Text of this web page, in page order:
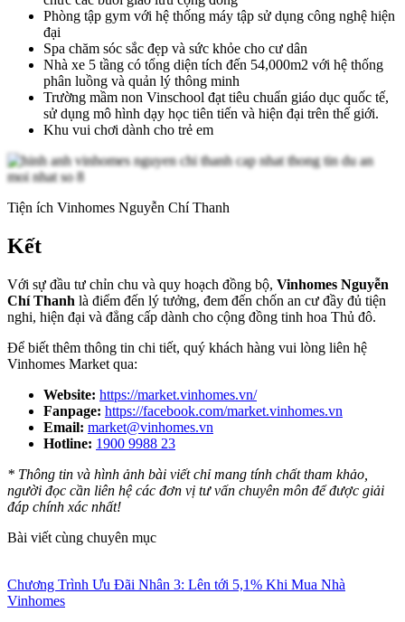
Phòng tập gym với hệ thống máy tập sử dụng công nghệ hiện
đại
Spa chăm sóc sắc đẹp và sức khỏe cho cư dân
Nhà xe 5 tầng có tổng diện tích đến 54,000m2 với hệ thống
phân luồng và quản lý thông minh
Trường mầm non Vinschool đạt tiêu chuẩn giáo dục quốc tế,
sử dụng mô hình dạy học tiên tiến và hiện đại trên thế giới.
Khu vui chơi dành cho trẻ em
Tiện ích Vinhomes Nguyễn Chí Thanh
Kết
Với sự đầu tư chỉn chu và quy hoạch đồng bộ, Vinhomes Nguyễn
Chí Thanh là điểm đến lý tưởng, đem đến chốn an cư đầy đủ tiện
nghi, hiện đại và đẳng cấp dành cho cộng đồng tinh hoa Thủ đô.
Để biết thêm thông tin chi tiết, quý khách hàng vui lòng liên hệ
Vinhomes Market qua:
Website: https://market.vinhomes.vn/
Fanpage: https://facebook.com/market.vinhomes.vn
Email: market@vinhomes.vn
Hotline: 1900 9988 23
* Thông tin và hình ảnh bài viết chỉ mang tính chất tham khảo,
người đọc cần liên hệ các đơn vị tư vấn chuyên môn để được giải
đáp chính xác nhất!
Bài viết cùng chuyên mục
Chương Trình Ưu Đãi Nhân 3: Lên tới 5,1% Khi Mua Nhà
Vinhomes